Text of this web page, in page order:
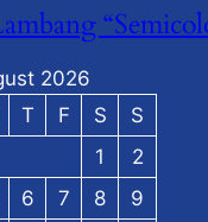
2026
T F S
S
1
2
6 7 8
9